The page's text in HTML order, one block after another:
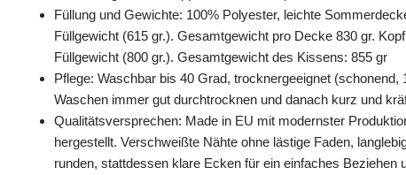
Füllung und Gewichte: 100% Polyester, leichte
Füllgewicht (615 gr.). Gesamtgewicht pro Decke 830 gr.
Füllgewicht (800 gr.). Gesamtgewicht des Kissens: 855 gr
Pflege: Waschbar bis 40 Grad, trocknergeeignet (schonend,
Waschen immer gut durchtrocknen und danach kurz und
Qualitätsversprechen: Made in EU mit modernster
hergestellt. Verschweißte Nähte ohne lästige Faden,
runden, stattdessen klare Ecken für ein einfaches Beziehen